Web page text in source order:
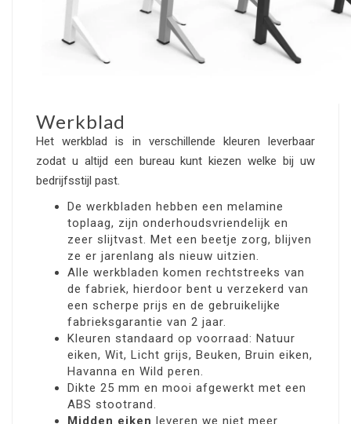
Werkblad
Het werkblad is in verschillende kleuren leverbaar
zodat u altijd een bureau kunt kiezen welke bij uw
bedrijfsstijl past.
De werkbladen hebben een melamine
toplaag, zijn onderhoudsvriendelijk en
zeer slijtvast. Met een beetje zorg, blijven
ze er jarenlang als nieuw uitzien.
Alle werkbladen komen rechtstreeks van
de fabriek, hierdoor bent u verzekerd van
een scherpe prijs en de gebruikelijke
fabrieksgarantie van 2 jaar.
Kleuren standaard op voorraad: Natuur
eiken, Wit, Licht grijs, Beuken, Bruin eiken,
Havanna en Wild peren.
Dikte 25 mm en mooi afgewerkt met een
ABS stootrand.
Midden eiken leveren we niet meer